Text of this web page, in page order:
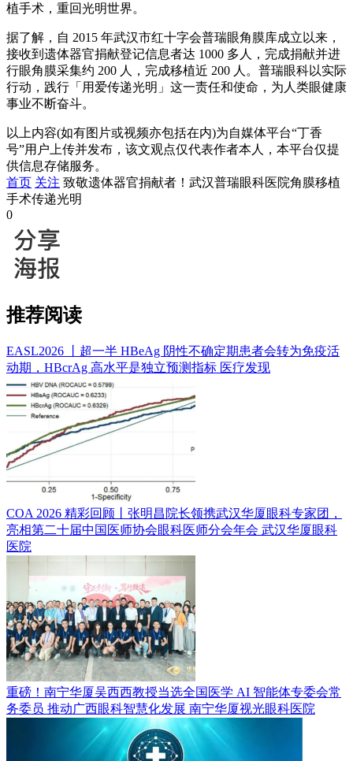
植手术，重回光明世界。
据了解，自 2015 年武汉市红十字会普瑞眼角膜库成立以来，
接收到遗体器官捐献登记信息者达 1000 多人，完成捐献并进
行眼角膜采集约 200 人，完成移植近 200 人。普瑞眼科以实际
行动，践行「用爱传递光明」这一责任和使命，为人类眼健康
事业不断奋斗。
以上内容(如有图片或视频亦包括在内)为自媒体平台“丁香
号”用户上传并发布，该文观点仅代表作者本人，本平台仅提
供信息存储服务。
首页 关注 致敬遗体器官捐献者！武汉普瑞眼科医院角膜移植
手术传递光明
0
推荐阅读
EASL2026 丨超一半 HBeAg 阴性不确定期患者会转为免疫活
动期，HBcrAg 高水平是独立预测指标 医疗发现
COA 2026 精彩回顾丨张明昌院长领携武汉华厦眼科专家团，
亮相第二十届中国医师协会眼科医师分会年会 武汉华厦眼科
医院
重磅！南宁华厦吴西西教授当选全国医学 AI 智能体专委会常
务委员 推动广西眼科智慧化发展 南宁华厦视光眼科医院